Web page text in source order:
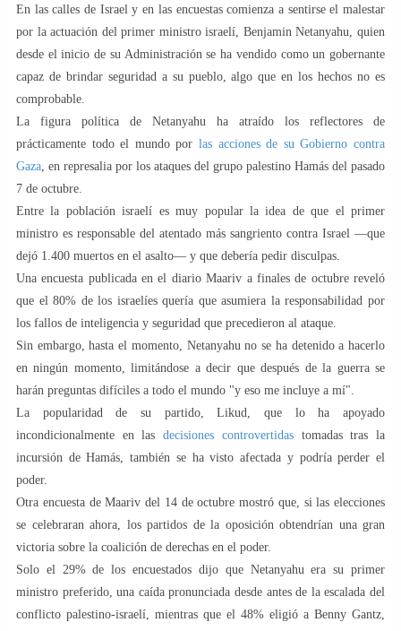
En las calles de Israel y en las encuestas comienza a sentirse el malestar
por la actuación del primer ministro israelí, Benjamin Netanyahu, quien
desde el inicio de su Administración se ha vendido como un gobernante
capaz de brindar seguridad a su pueblo, algo que en los hechos no es
comprobable.
La figura política de Netanyahu ha atraído los reflectores de
prácticamente todo el mundo por las acciones de su Gobierno contra
Gaza , en represalia por los ataques del grupo palestino Hamás del pasado
7 de octubre.
Entre la población israelí es muy popular la idea de que el primer
ministro es responsable del atentado más sangriento contra Israel —que
dejó 1.400 muertos en el asalto— y que debería pedir disculpas.
Una encuesta publicada en el diario Maariv a finales de octubre reveló
que el 80% de los israelíes quería que asumiera la responsabilidad por
los fallos de inteligencia y seguridad que precedieron al ataque.
Sin embargo, hasta el momento, Netanyahu no se ha detenido a hacerlo
en ningún momento, limitándose a decir que después de la guerra se
harán preguntas difíciles a todo el mundo "y eso me incluye a mí".
La popularidad de su partido, Likud, que lo ha apoyado
incondicionalmente en lasdecisiones controvertidastomadas tras la
incursión de Hamás, también se ha visto afectada y podría perder el
poder.
Otra encuesta de Maariv del 14 de octubre mostró que, si las elecciones
se celebraran ahora, los partidos de la oposición obtendrían una gran
victoria sobre la coalición de derechas en el poder.
Solo el 29% de los encuestados dijo que Netanyahu era su primer
ministro preferido, una caída pronunciada desde antes de la escalada del
conflicto palestino-israelí, mientras que el 48% eligió a Benny Gantz,